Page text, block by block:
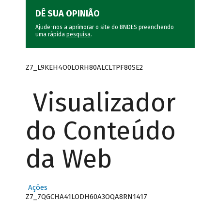
DÊ SUA OPINIÃO
Ajude-nos a aprimorar o site do BNDES preenchendo
uma rápida pesquisa.
Z7_L9KEH4O0LORH80ALCLTPF80SE2
Visualizador
do Conteúdo
da Web
Ações
Z7_7QGCHA41LODH60A3OQA8RN1417